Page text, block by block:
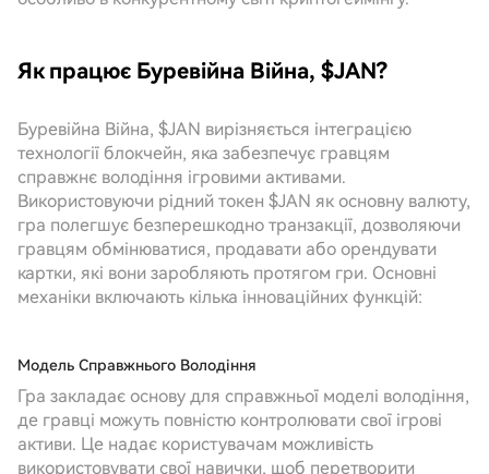
Як працює Буревійна Війна, $JAN?
Буревійна Війна, $JAN вирізняється інтеграцією
технології блокчейн, яка забезпечує гравцям
справжнє володіння ігровими активами.
Використовуючи рідний токен $JAN як основну валюту,
гра полегшує безперешкодно транзакції, дозволяючи
гравцям обмінюватися, продавати або орендувати
картки, які вони заробляють протягом гри. Основні
механіки включають кілька інноваційних функцій:
Модель Справжнього Володіння
Гра закладає основу для справжньої моделі володіння,
де гравці можуть повністю контролювати свої ігрові
активи. Це надає користувачам можливість
використовувати свої навички, щоб перетворити